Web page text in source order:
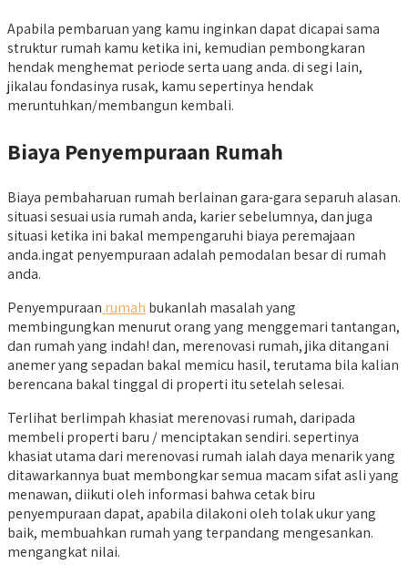
Apabila pembaruan yang kamu inginkan dapat dicapai sama
struktur rumah kamu ketika ini, kemudian pembongkaran
hendak menghemat periode serta uang anda. di segi lain,
jikalau fondasinya rusak, kamu sepertinya hendak
meruntuhkan/membangun kembali.
Biaya Penyempuraan Rumah
Biaya pembaharuan rumah berlainan gara-gara separuh alasan.
situasi sesuai usia rumah anda, karier sebelumnya, dan juga
situasi ketika ini bakal mempengaruhi biaya peremajaan
anda.ingat penyempuraan adalah pemodalan besar di rumah
anda.
Penyempuraan rumah bukanlah masalah yang
membingungkan menurut orang yang menggemari tantangan,
dan rumah yang indah! dan, merenovasi rumah, jika ditangani
anemer yang sepadan bakal memicu hasil, terutama bila kalian
berencana bakal tinggal di properti itu setelah selesai.
Terlihat berlimpah khasiat merenovasi rumah, daripada
membeli properti baru / menciptakan sendiri. sepertinya
khasiat utama dari merenovasi rumah ialah daya menarik yang
ditawarkannya buat membongkar semua macam sifat asli yang
menawan, diikuti oleh informasi bahwa cetak biru
penyempuraan dapat, apabila dilakoni oleh tolak ukur yang
baik, membuahkan rumah yang terpandang mengesankan.
mengangkat nilai.